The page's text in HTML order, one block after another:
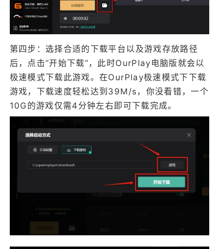
第四步：选择合适的下载平台以及游戏存放路径
后，点击“开始下载”，此时OurPlay电脑版就会以
极速模式下载此游戏。在OurPlay极速模式下下载
游戏，下载速度轻松达到39M/s，你没看错，一个
10G的游戏仅需4分钟左右即可下载完成。